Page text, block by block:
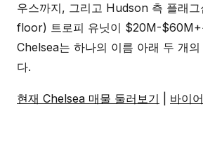
우스까지, 그리고 Hudson 측 플래
floor) 트로피 유닛이 $20M-$60M+
Chelsea는 하나의 이름 아래 두 개
다.
현재 Chelsea 매물 둘러보기 바이